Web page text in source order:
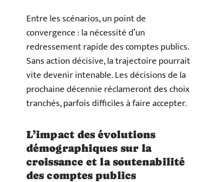
Entre les scénarios, un point de
convergence : la nécessité d’un
redressement rapide des comptes publics.
Sans action décisive, la trajectoire pourrait
vite devenir intenable. Les décisions de la
prochaine décennie réclameront des choix
tranchés, parfois difficiles à faire accepter.
L’impact des évolutions
démographiques sur la
croissance et la soutenabilité
des comptes publics